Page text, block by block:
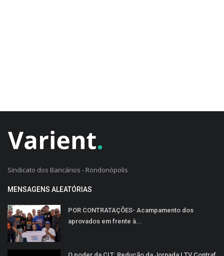
Sindicato dos Bancários - Rondonópolis
MENSAGENS ALEATÓRIAS
POR CONTRATAÇÕES- Acampamento dos
aprovados em frente à...